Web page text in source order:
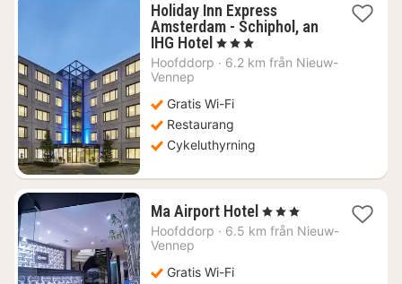
Holiday Inn Express
Amsterdam - Schiphol, an
IHG Hotel 1
natt
kr.
, 3 Stjärnor
Hoofddorp · 6.2 km från Nieuw-
Vennep
Gratis Wi-Fi
Restaurang
Cykeluthyrning
Ma Airport Hotel 1
natt
, 3 Stjärnor
Hoofddorp · 6.5 km från Nieuw-
Vennep
Gratis Wi-Fi